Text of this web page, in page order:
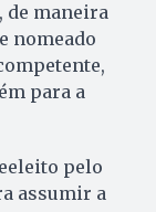
, de maneira
nomeado
para a
pelo
assumir a